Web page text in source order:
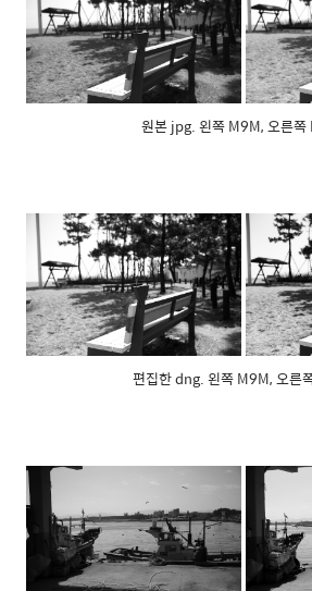
원본 jpg. 왼쪽 M9M, 오른
편집한 dng. 왼쪽 M9M, 오른